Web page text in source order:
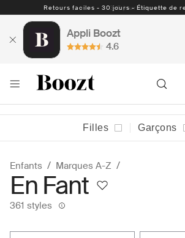
Retours faciles - 30 jours - Étiquette de
Appli Boozt
4.6
Filles Garçons
Enfants Marques A-Z
En Fant
361 styles